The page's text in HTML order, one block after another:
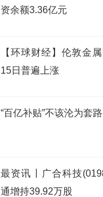
资余额3.36亿元
【环球财经】伦敦金
15日普遍上涨
“百亿补贴”不该沦为套
最资讯丨广合科技
通增持39.92万股